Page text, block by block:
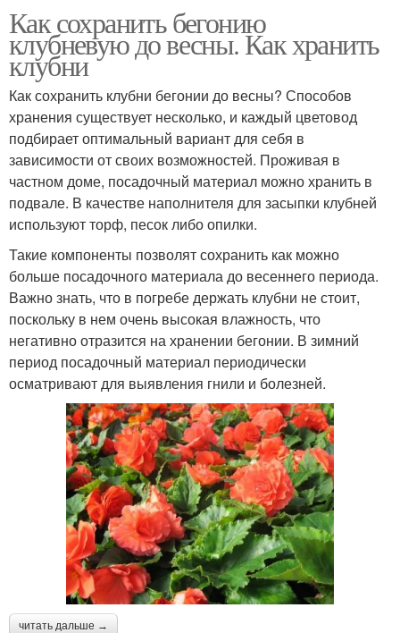
Как сохранить бегонию
клубневую до весны. Как хранить
клубни
Как сохранить клубни бегонии до весны? Способов
хранения существует несколько, и каждый цветовод
подбирает оптимальный вариант для себя в
зависимости от своих возможностей. Проживая в
частном доме, посадочный материал можно хранить в
подвале. В качестве наполнителя для засыпки клубней
используют торф, песок либо опилки.
Такие компоненты позволят сохранить как можно
больше посадочного материала до весеннего периода.
Важно знать, что в погребе держать клубни не стоит,
поскольку в нем очень высокая влажность, что
негативно отразится на хранении бегонии. В зимний
период посадочный материал периодически
осматривают для выявления гнили и болезней.
читать дальше →